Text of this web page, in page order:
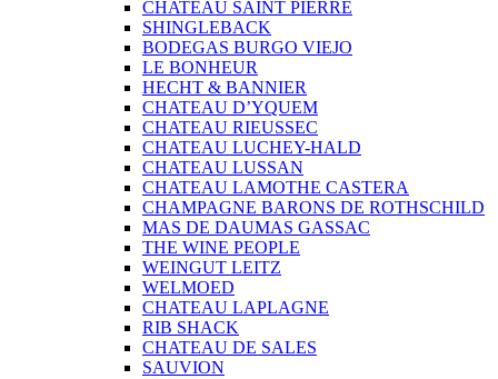
CHATEAU SAINT PIERRE
SHINGLEBACK
BODEGAS BURGO VIEJO
LE BONHEUR
HECHT & BANNIER
CHATEAU D’YQUEM
CHATEAU RIEUSSEC
CHATEAU LUCHEY-HALD
CHATEAU LUSSAN
CHATEAU LAMOTHE CASTERA
CHAMPAGNE BARONS DE ROTHSCHILD
MAS DE DAUMAS GASSAC
THE WINE PEOPLE
WEINGUT LEITZ
WELMOED
CHATEAU LAPLAGNE
RIB SHACK
CHATEAU DE SALES
SAUVION